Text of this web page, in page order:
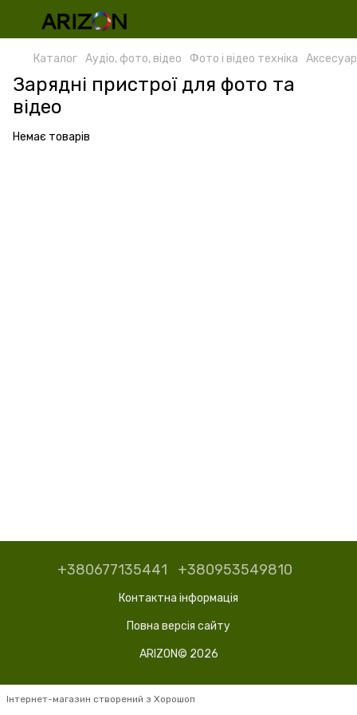
Каталог Аудіо, фото, відео Фото і відео техніка
Зарядні пристрої для фото та
відео
Немає товарів
+380677135441 +380953549810
Контактна інформація
Повна версія сайту
ARIZON© 2026
Інтернет-магазин створений з Хорошоп